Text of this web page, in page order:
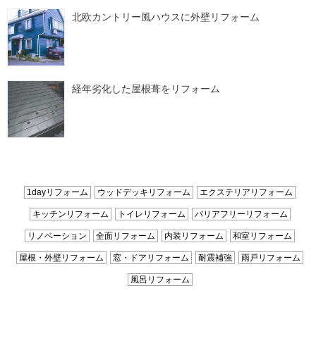
北欧カントリー風ハウスに外壁リフォーム
経年劣化した屋根葺をリフォーム
1dayリフォーム ウッドデッキリフォーム エクステリアリフォーム
キッチンリフォーム トイレリフォーム バリアフリーリフォーム
リノベーション 全面リフォーム 内装リフォーム 和室リフォーム
屋根・外壁リフォーム 窓・ドアリフォーム 耐震補強 雨戸リフォーム
風呂リフォーム